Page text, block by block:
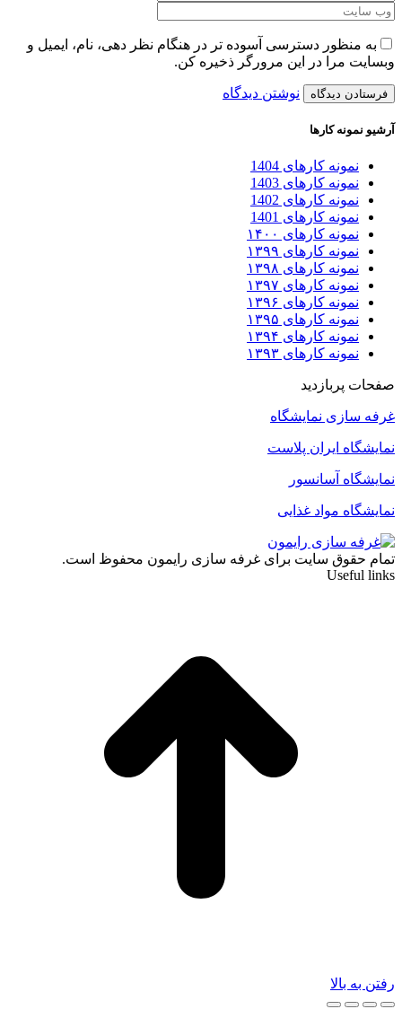
به منظور دسترسی آسوده تر در هنگام نظر دهی، نام، ایمیل و
وبسایت مرا در این مرورگر ذخیره کن.
نوشتن دیدگاه
آرشیو نمونه کارها
نمونه کارهای 1404
نمونه کارهای 1403
نمونه کارهای 1402
نمونه کارهای 1401
نمونه کارهای ۱۴۰۰
نمونه کارهای ۱۳۹۹
نمونه کارهای ۱۳۹۸
نمونه کارهای ۱۳۹۷
نمونه کارهای ۱۳۹۶
نمونه کارهای ۱۳۹۵
نمونه کارهای ۱۳۹۴
نمونه کارهای ۱۳۹۳
صفحات پربازدید
غرفه سازی نمایشگاه
نمایشگاه ایران پلاست
نمایشگاه آسانسور
نمایشگاه مواد غذایی
تمام حقوق سایت برای غرفه سازی رایمون محفوظ است.
Useful links
رفتن به بالا